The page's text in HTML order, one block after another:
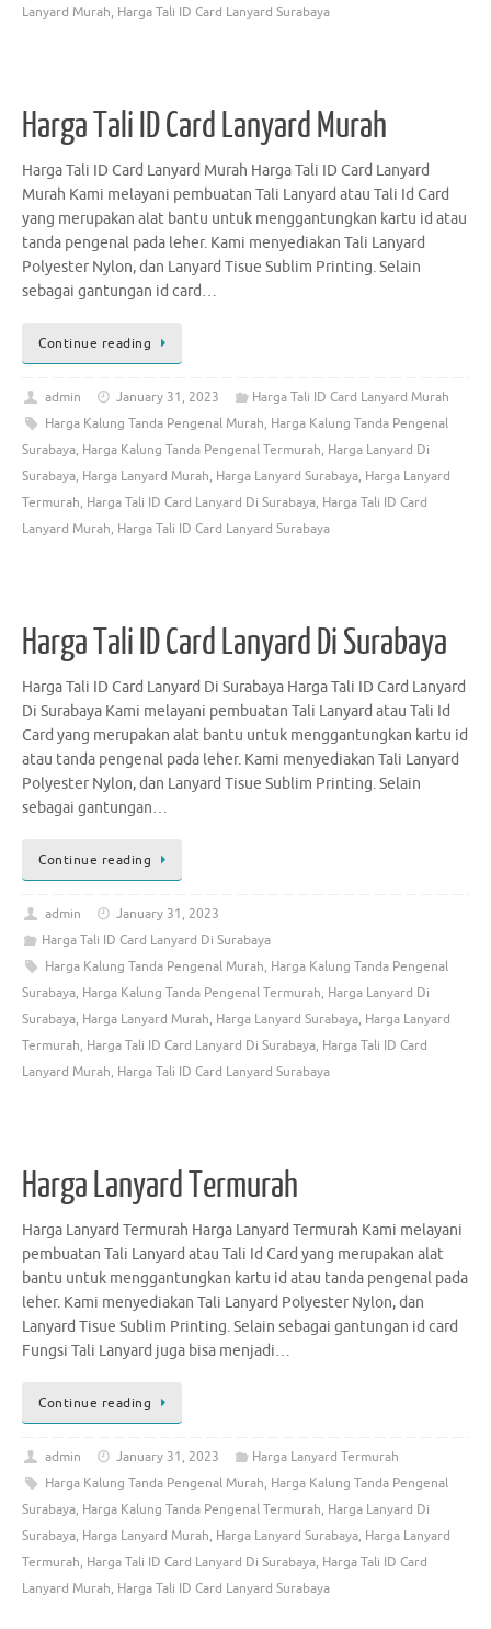
Lanyard Murah, Harga Tali ID Card Lanyard Surabaya
Harga Tali ID Card Lanyard Murah
Harga Tali ID Card Lanyard Murah Harga Tali ID Card Lanyard
Murah Kami melayani pembuatan Tali Lanyard atau Tali Id Card
yang merupakan alat bantu untuk menggantungkan kartu id atau
tanda pengenal pada leher. Kami menyediakan Tali Lanyard
Polyester Nylon, dan Lanyard Tisue Sublim Printing. Selain
sebagai gantungan id card…
Continue reading
admin January 31, 2023
Harga Tali ID Card Lanyard Murah
Harga Kalung Tanda Pengenal Murah, Harga Kalung Tanda Pengenal
Surabaya, Harga Kalung Tanda Pengenal Termurah, Harga Lanyard Di
Surabaya, Harga Lanyard Murah, Harga Lanyard Surabaya, Harga Lanyard
Termurah, Harga Tali ID Card Lanyard Di Surabaya, Harga Tali ID Card
Lanyard Murah, Harga Tali ID Card Lanyard Surabaya
Harga Tali ID Card Lanyard Di Surabaya
Harga Tali ID Card Lanyard Di Surabaya Harga Tali ID Card Lanyard
Di Surabaya Kami melayani pembuatan Tali Lanyard atau Tali Id
Card yang merupakan alat bantu untuk menggantungkan kartu id
atau tanda pengenal pada leher. Kami menyediakan Tali Lanyard
Polyester Nylon, dan Lanyard Tisue Sublim Printing. Selain
sebagai gantungan…
Continue reading
admin
January 31, 2023
Harga Tali ID Card Lanyard Di Surabaya
Harga Kalung Tanda Pengenal Murah, Harga Kalung Tanda Pengenal
Surabaya, Harga Kalung Tanda Pengenal Termurah, Harga Lanyard Di
Surabaya, Harga Lanyard Murah, Harga Lanyard Surabaya, Harga Lanyard
Termurah, Harga Tali ID Card Lanyard Di Surabaya, Harga Tali ID Card
Lanyard Murah, Harga Tali ID Card Lanyard Surabaya
Harga Lanyard Termurah
Harga Lanyard Termurah Harga Lanyard Termurah Kami melayani
pembuatan Tali Lanyard atau Tali Id Card yang merupakan alat
bantu untuk menggantungkan kartu id atau tanda pengenal pada
leher. Kami menyediakan Tali Lanyard Polyester Nylon, dan
Lanyard Tisue Sublim Printing. Selain sebagai gantungan id card
Fungsi Tali Lanyard juga bisa menjadi…
Continue reading
admin January 31, 2023
Harga Lanyard Termurah
Harga Kalung Tanda Pengenal Murah, Harga Kalung Tanda Pengenal
Surabaya, Harga Kalung Tanda Pengenal Termurah, Harga Lanyard Di
Surabaya, Harga Lanyard Murah, Harga Lanyard Surabaya, Harga Lanyard
Termurah, Harga Tali ID Card Lanyard Di Surabaya, Harga Tali ID Card
Lanyard Murah, Harga Tali ID Card Lanyard Surabaya